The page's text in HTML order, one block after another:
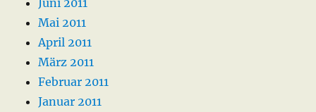
Mai 2011
April 2011
März 2011
Februar 2011
Januar 2011